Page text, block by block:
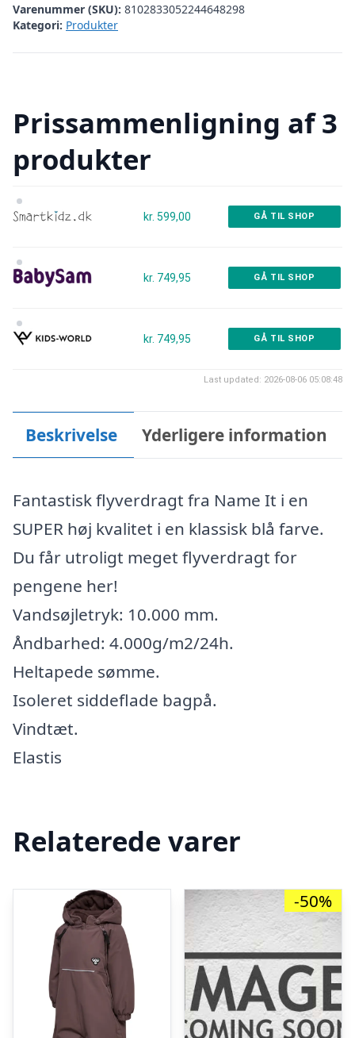
Varenummer (SKU): 8102833052244648298
Kategori: Produkter
Prissammenligning af 3
produkter
kr. 599,00 GÅ TIL SHOP
kr. 749,95 GÅ TIL SHOP
kr. 749,95 GÅ TIL SHOP
Last updated: 2026-08-06 05:08:48
Beskrivelse Yderligere information
Fantastisk flyverdragt fra Name It i en
SUPER høj kvalitet i en klassisk blå farve.
Du får utroligt meget flyverdragt for
pengene her!
Vandsøjletryk: 10.000 mm.
Åndbarhed: 4.000g/m2/24h.
Heltapede sømme.
Isoleret siddeflade bagpå.
Vindtæt.
Elastis
Relaterede varer
-50%